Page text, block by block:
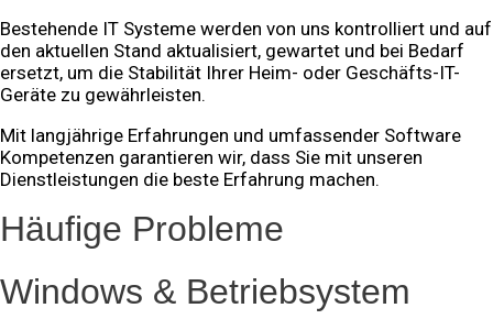
Bestehende IT Systeme werden von uns kontrolliert und auf
den aktuellen Stand aktualisiert, gewartet und bei Bedarf
ersetzt, um die Stabilität Ihrer Heim- oder Geschäfts-IT-
Geräte zu gewährleisten.
Mit langjährige Erfahrungen und umfassender Software
Kompetenzen garantieren wir, dass Sie mit unseren
Dienstleistungen die beste Erfahrung machen.
Häufige Probleme
Windows & Betriebsystem